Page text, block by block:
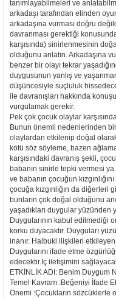
tanımlayabilmeleri ve
arkadaşı tarafından elinden
arkadaşına vurması doğru
davranması gerektiği konusunda
karşısında) sinirlenmesinin
olduğunu anlatın. Arkadaşına
benzer bir olayı tekrar
duygusunun yanlış ve
düşüncesiyle suçluluk
ile davranışları hakkında
vurgulamak gerekir.
Pek çok çocuk olaylar
Bunun önemli nedenlerinden biri
olaylardan etkilenip doğal
kötü söz söyleme, bazen
karşısındaki davranış şekli,
babanın sinirle tepki vermesi
ve babanın çocuğun
çocuğa kızgınlığın da
bunların çok doğal olduğunu
yaşadıkları duygular yüzünden
Duygularının kabul edilmediği
korku duyacaktır. Duyguları
inanır. Halbuki ilişkileri
Duygularını ifade etme
edecektir.İç iletişimini
ETKİNLİK ADI: Benim Duygum
Temel Kavram :Beğeniyi İfade
Önemi :Çocukların sözcüklerle